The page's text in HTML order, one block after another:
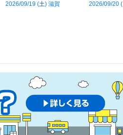
2026/09/19 (土) 滋賀 2026/09/20 (